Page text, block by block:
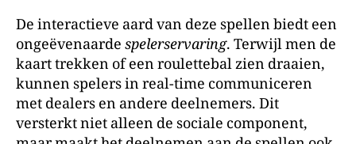
De interactieve aard van deze spellen biedt een
ongeëvenaarde spelerservaring. Terwijl men de
kaart trekken of een roulettebal zien draaien,
kunnen spelers in real-time communiceren
met dealers en andere deelnemers. Dit
versterkt niet alleen de sociale component,